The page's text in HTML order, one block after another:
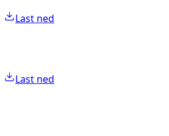
Last ned
Last ned